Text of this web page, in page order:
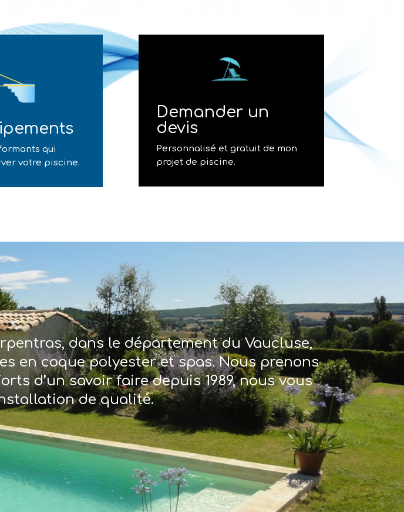
qui
votre piscine.
Demander un
devis
Personnalisé et gratuit de mon
projet de piscine.
dans le département du Vaucluse,
en coque polyester et spas. Nous prenons
d’un savoir faire depuis 1989, nous vous
de qualité.